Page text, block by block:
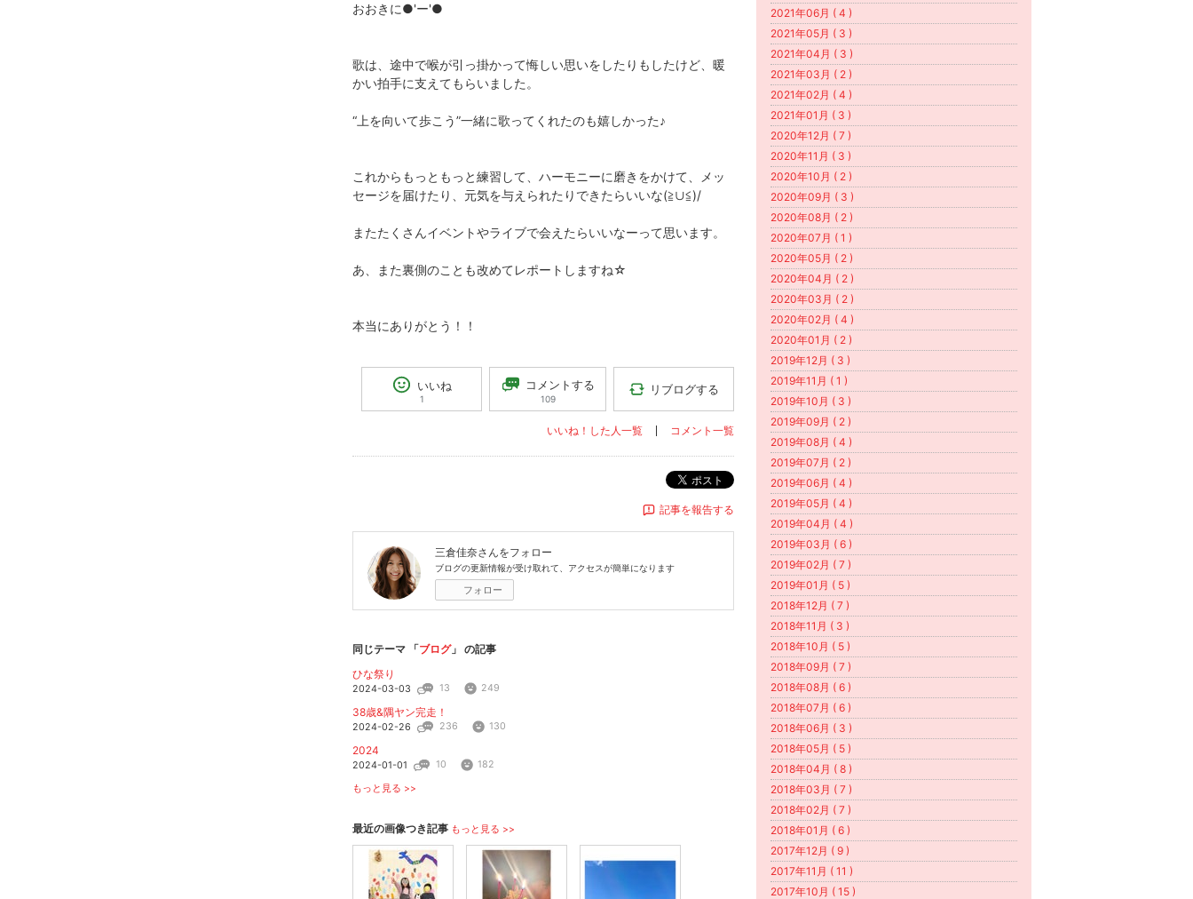
おおきに●'ー'●
歌は、途中で喉が引っ掛かって悔しい思いをしたりもしたけど、暖
かい拍手に支えてもらいました。
“上を向いて歩こう”一緒に歌ってくれたのも嬉しかった♪
これからもっともっと練習して、ハーモニーに磨きをかけて、メッ
セージを届けたり、元気を与えられたりできたらいいな(≧∪≦)/
またたくさんイベントやライブで会えたらいいなーって思います。
あ、また裏側のことも改めてレポートしますね☆
本当にありがとう！！
いいね
1
コメントする
109
リブログする
いいね！した人一覧 コメント一覧
ポスト
記事を報告する
三倉佳奈さんをフォロー
ブログの更新情報が受け取れて、アクセスが簡単になります
フォロー
同じテーマ 「ブログ」 の記事
ひな祭り
2024-03-03 13 249
38歳&隅ヤン完走！
2024-02-26 236 130
2024
2024-01-01 10 182
もっと見る >>
最近の画像つき記事 もっと見る >>
2021年06月 ( 4 )
2021年05月 ( 3 )
2021年04月 ( 3 )
2021年03月 ( 2 )
2021年02月 ( 4 )
2021年01月 ( 3 )
2020年12月 ( 7 )
2020年11月 ( 3 )
2020年10月 ( 2 )
2020年09月 ( 3 )
2020年08月 ( 2 )
2020年07月 ( 1 )
2020年05月 ( 2 )
2020年04月 ( 2 )
2020年03月 ( 2 )
2020年02月 ( 4 )
2020年01月 ( 2 )
2019年12月 ( 3 )
2019年11月 ( 1 )
2019年10月 ( 3 )
2019年09月 ( 2 )
2019年08月 ( 4 )
2019年07月 ( 2 )
2019年06月 ( 4 )
2019年05月 ( 4 )
2019年04月 ( 4 )
2019年03月 ( 6 )
2019年02月 ( 7 )
2019年01月 ( 5 )
2018年12月 ( 7 )
2018年11月 ( 3 )
2018年10月 ( 5 )
2018年09月 ( 7 )
2018年08月 ( 6 )
2018年07月 ( 6 )
2018年06月 ( 3 )
2018年05月 ( 5 )
2018年04月 ( 8 )
2018年03月 ( 7 )
2018年02月 ( 7 )
2018年01月 ( 6 )
2017年12月 ( 9 )
2017年11月 ( 11 )
2017年10月 ( 15 )